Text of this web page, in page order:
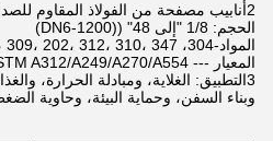
2أنابيب مصفحة من الفولاذ المقاوم للصدأ:
الحجم: 1/8 "إلى 48" ((DN6-1200)
المواد-304، 304L، 316، 316L، 317، 309، 202، 312، 310، 347 الخ
المعيار --- ASTM A312/A249/A270/A554
3التطبيق: الغلاية، ومبادلة الحرارة،
وبناء السفن، وحماية البيئة، وحاوية